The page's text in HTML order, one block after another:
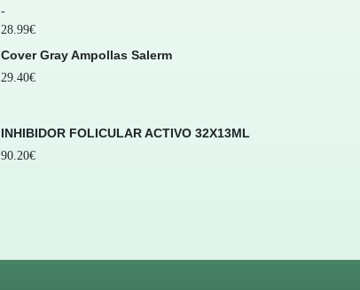
-
28.99€
Cover Gray Ampollas Salerm
29.40€
INHIBIDOR FOLICULAR ACTIVO 32X13ML
90.20€